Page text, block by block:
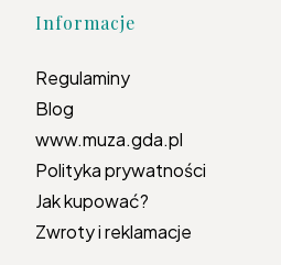
Informacje
Regulaminy
Blog
www.muza.gda.pl
Polityka prywatności
Jak kupować?
Zwroty i reklamacje